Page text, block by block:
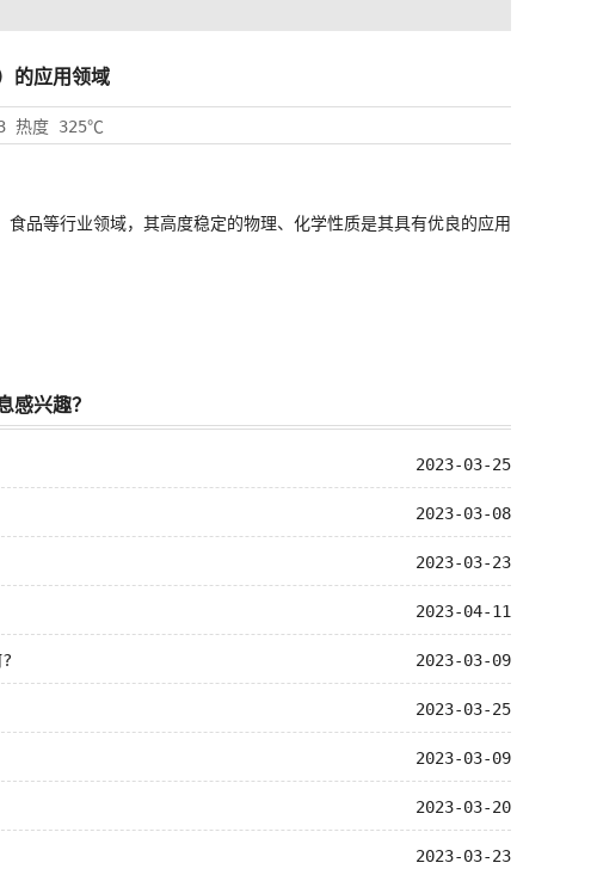
的应用领域
热度 325℃
等行业领域，其高度稳定的物理、化学性质是其具有优良的应用
感兴趣？
2023-03-25
2023-03-08
2023-03-23
2023-04-11
2023-03-09
2023-03-25
2023-03-09
2023-03-20
2023-03-23